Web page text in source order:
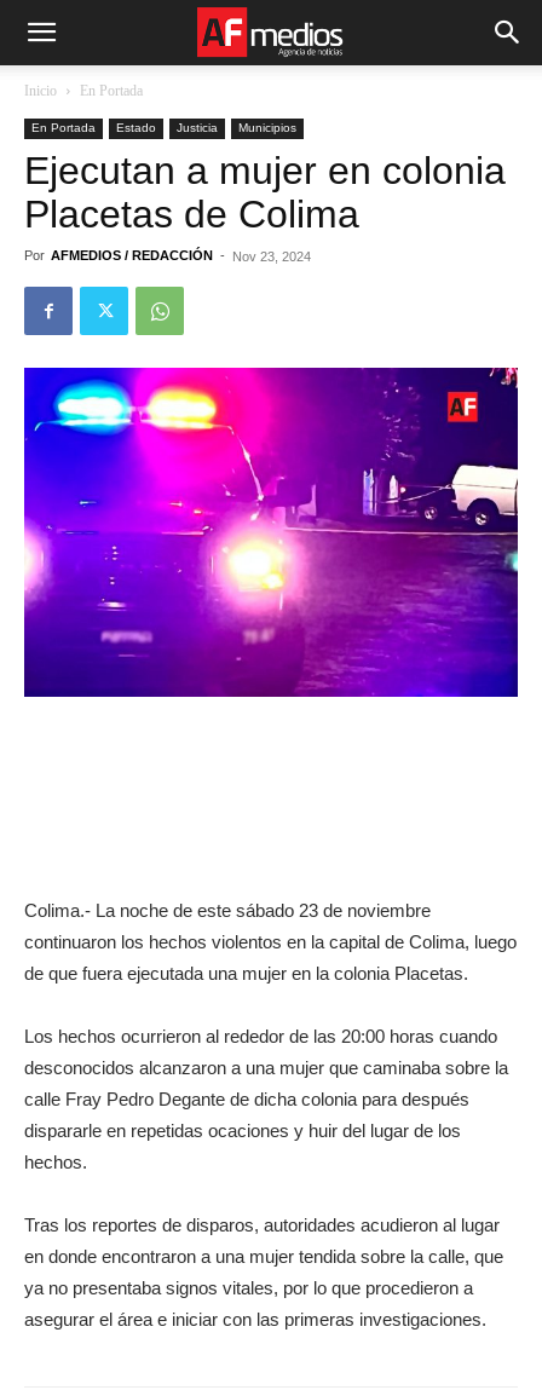
Inicio En Portada
En Portada Estado Justicia Municipios
Ejecutan a mujer en colonia
Placetas de Colima
Por AFMEDIOS / REDACCIÓN - Nov 23, 2024
Colima.- La noche de este sábado 23 de noviembre
continuaron los hechos violentos en la capital de Colima, luego
de que fuera ejecutada una mujer en la colonia Placetas.
Los hechos ocurrieron al rededor de las 20:00 horas cuando
desconocidos alcanzaron a una mujer que caminaba sobre la
calle Fray Pedro Degante de dicha colonia para después
dispararle en repetidas ocaciones y huir del lugar de los
hechos.
Tras los reportes de disparos, autoridades acudieron al lugar
en donde encontraron a una mujer tendida sobre la calle, que
ya no presentaba signos vitales, por lo que procedieron a
asegurar el área e iniciar con las primeras investigaciones.